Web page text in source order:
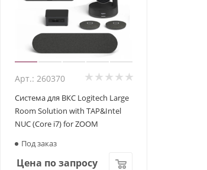
Арт.: 260370
Система для ВКС Logitech Large
Room Solution with TAP&Intel
NUC (Core i7) for ZOOM
Под заказ
Цена по запросу